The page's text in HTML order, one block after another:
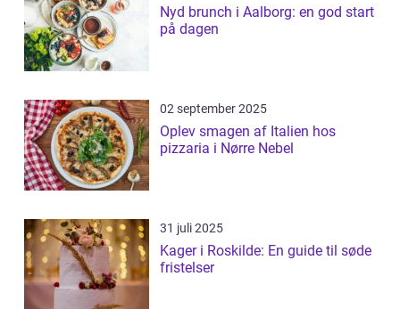
Nyd brunch i Aalborg: en god start
på dagen
02 september 2025
Oplev smagen af Italien hos
pizzaria i Nørre Nebel
31 juli 2025
Kager i Roskilde: En guide til søde
fristelser